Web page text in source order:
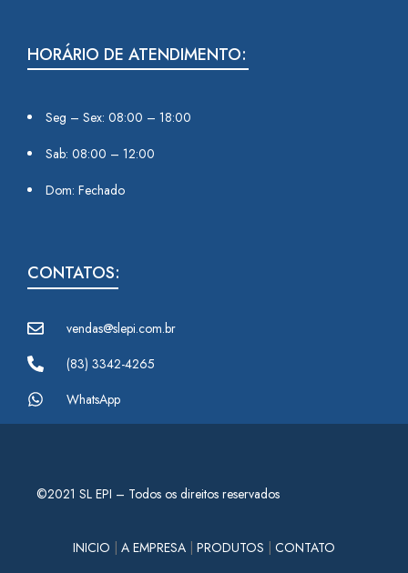
HORÁRIO DE ATENDIMENTO:
Seg – Sex: 08:00 – 18:00
Sab: 08:00 – 12:00
Dom: Fechado
CONTATOS:
vendas@slepi.com.br
(83) 3342-4265
WhatsApp
©2021 SL EPI – Todos os direitos reservados
INICIO | A EMPRESA | PRODUTOS | CONTATO